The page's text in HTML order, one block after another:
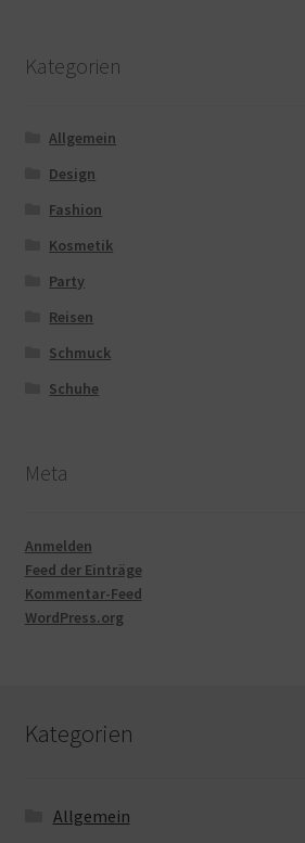
Kategorien
Allgemein
Design
Fashion
Kosmetik
Party
Reisen
Schmuck
Schuhe
Meta
Anmelden
Feed der Einträge
Kommentar-Feed
WordPress.org
Kategorien
Allgemein